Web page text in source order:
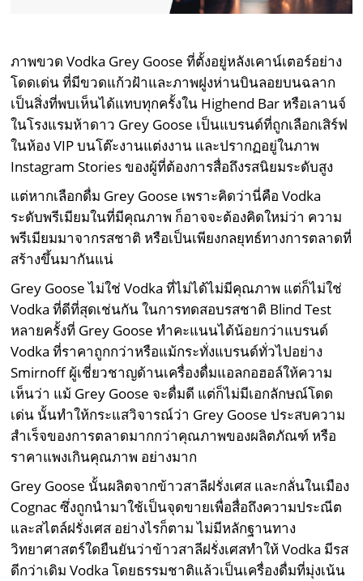
ภาพขวด Vodka Grey Goose ที่ตั้งอยู่หลังเคาน์เตอร์อย่าง
โดดเด่น ที่มีขวดแก้วฝ้าและภาพฝูงห่านบินลอยบนฉลาก
เป็นสิ่งที่พบเห็นได้แทบทุกครั้งใน Highend Bar หรือเลานจ์
ในโรงแรมห้าดาว Grey Goose เป็นแบรนด์ที่ถูกเลือกเสิร์ฟ
ในห้อง VIP บนโต๊ะงานแต่งงาน และปรากฏอยู่ในภาพ
Instagram Stories ของผู้ที่ต้องการสื่อถึงรสนิยมระดับสูง
แต่หากเลือกดื่ม Grey Goose เพราะคิดว่านี่คือ Vodka
ระดับพรีเมียมในที่มีคุณภาพ ก็อาจจะต้องคิดใหม่ว่า ความ
พรีเมียมมาจากรสชาติ หรือเป็นเพียงกลยุทธ์ทางการตลาดที่
สร้างขึ้นมากันแน่
Grey Goose ไม่ใช่ Vodka ที่ไม่ได้ไม่มีคุณภาพ แต่ก็ไม่ใช่
Vodka ที่ดีที่สุดเช่นกัน ในการทดสอบรสชาติ Blind Test
หลายครั้งที่ Grey Goose ทำคะแนนได้น้อยกว่าแบรนด์
Vodka ที่ราคาถูกกว่าหรือแม้กระทั่งแบรนด์ทั่วไปอย่าง
Smirnoff ผู้เชี่ยวชาญด้านเครื่องดื่มแอลกอฮอล์ให้ความ
เห็นว่า แม้ Grey Goose จะดื่มดี แต่ก็ไม่มีเอกลักษณ์โดด
เด่น นั้นทำให้กระแสวิจารณ์ว่า Grey Goose ประสบความ
สำเร็จของการตลาดมากกว่าคุณภาพของผลิตภัณฑ์ หรือ
ราคาแพงเกินคุณภาพ อย่างมาก
Grey Goose นั้นผลิตจากข้าวสาลีฝรั่งเศส และกลั่นในเมือง
Cognac ซึ่งถูกนำมาใช้เป็นจุดขายเพื่อสื่อถึงความประณีต
และสไตล์ฝรั่งเศส อย่างไรก็ตาม ไม่มีหลักฐานทาง
วิทยาศาสตร์ใดยืนยันว่าข้าวสาลีฝรั่งเศสทำให้ Vodka มีรส
ดีกว่าเดิม Vodka โดยธรรมชาติแล้วเป็นเครื่องดื่มที่มุ่งเน้น